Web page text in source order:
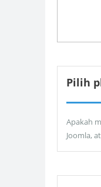
Pilih
Apakah
Joomla,